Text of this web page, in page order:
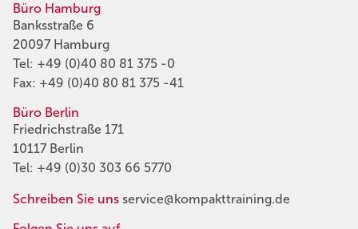
Büro Hamburg
Banksstraße 6
20097 Hamburg
Tel: +49 (0)40 80 81 375 -0
Fax: +49 (0)40 80 81 375 -41
Büro Berlin
Friedrichstraße 171
10117 Berlin
Tel: +49 (0)30 303 66 5770
Schreiben Sie uns service@kompakttraining.de